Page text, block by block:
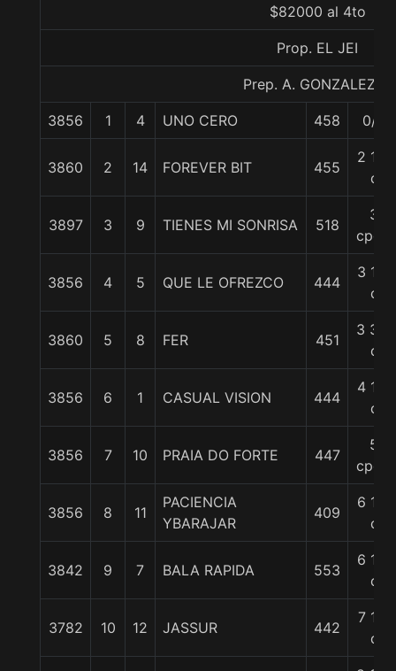
$82000 al 4to
Prop. EL JEI
Prep. A. GONZALEZ R.
3856 1 4 UNO CERO 458 0/0
3860 2 14 FOREVER BIT 455
2 1/4
c
3897 3 9 TIENES MI SONRISA 518
3
cpos.
3856 4 5 QUE LE OFREZCO 444
3 1/2
c
3860 5 8 FER 451
3 3/4
c
3856 6 1 CASUAL VISION 444
4 1/2
c
3856 7 10 PRAIA DO FORTE 447
5
cpos.
3856 8 11
PACIENCIA
YBARAJAR
409
6 1/4
c
3842 9 7 BALA RAPIDA 553
6 1/2
c
3782 10 12 JASSUR 442
7 1/4
c